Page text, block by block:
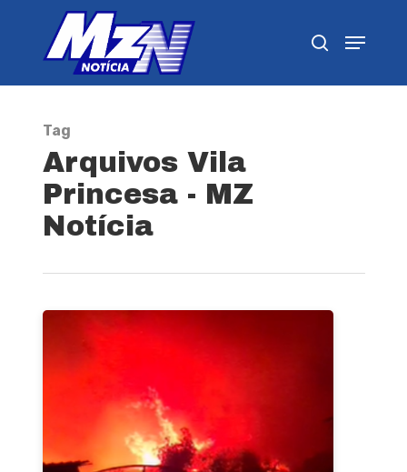
Tag
Arquivos Vila
Princesa - MZ
Notícia